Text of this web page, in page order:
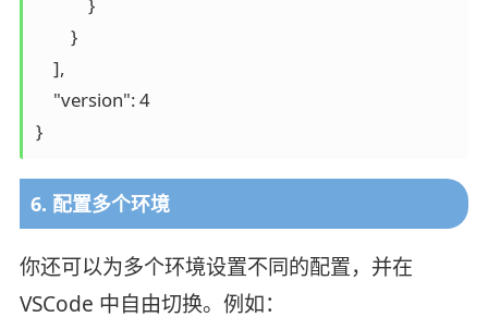
        }
    ],
    "version": 4
}
6. 配置多个环境
你还可以为多个环境设置不同的配置，并在
VSCode 中自由切换。例如：